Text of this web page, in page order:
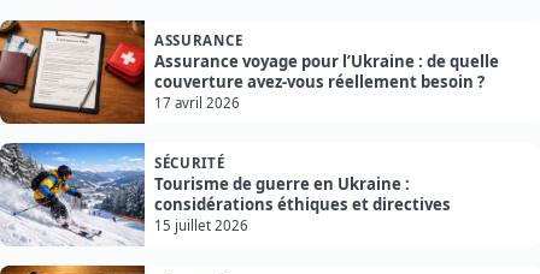
ASSURANCE
Assurance voyage pour l’Ukraine : de quelle
couverture avez-vous réellement besoin ?
17 avril 2026
SÉCURITÉ
Tourisme de guerre en Ukraine :
considérations éthiques et directives
15 juillet 2026